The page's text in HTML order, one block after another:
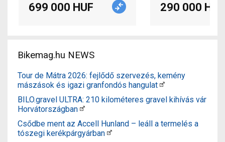
699 000 HUF 290 000 HUF
Bikemag.hu NEWS
Tour de Mátra 2026: fejlődő szervezés, kemény
mászások és igazi granfondós hangulat
BILO.gravel ULTRA: 210 kilométeres gravel kihívás vár
Horvátországban
Csődbe ment az Accell Hunland – leáll a termelés a
tószegi kerékpárgyárban